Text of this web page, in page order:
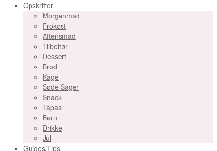
Opskrifter
Morgenmad
Frokost
Aftensmad
Tilbehør
Dessert
Brød
Kage
Søde Sager
Snack
Tapas
Børn
Drikke
Jul
Guides/Tips